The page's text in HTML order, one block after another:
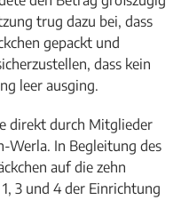
trug dazu bei, dass
gepackt und
dass kein
leer ausging.
direkt durch Mitglieder
Werla. In Begleitung des
auf die zehn
3 und 4 der Einrichtung